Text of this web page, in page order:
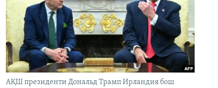
АҚШ президенти Дональд Трамп Ирландия бош